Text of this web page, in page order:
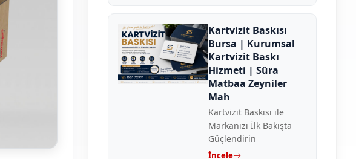
Kartvizit Baskısı
Bursa | Kurumsal
Kartvizit Baskı
Hizmeti | Süra
Matbaa Zeyniler
Mah
Kartvizit Baskısı ile
Markanızı İlk Bakışta
Güçlendirin
İncele